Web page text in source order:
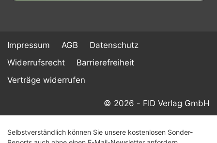
Impressum AGB
Datenschutz
Widerrufsrecht
Barrierefreiheit
Verträge widerrufen
© 2026 - FID Verlag GmbH
Selbstverständlich können Sie unsere kostenlosen Sonder-